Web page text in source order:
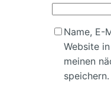
Name, E-
Website
meinen
speichern.